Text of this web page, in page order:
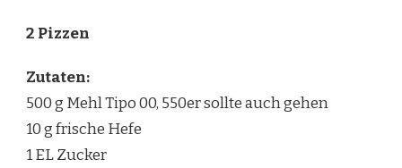
2 Pizzen
Zutaten:
500 g Mehl Tipo 00, 550er sollte auch gehen
10 g frische Hefe
1 EL Zucker